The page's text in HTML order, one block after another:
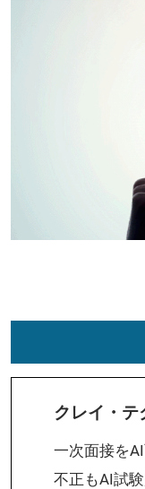
クレイ・テ
一次面接を
不正もAI試